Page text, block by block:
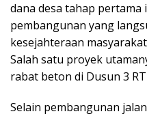
dana desa tahap
pembangunan yang
kesejahteraan
Salah satu proyek
rabat beton di Dusun 3
Selain pembangunan